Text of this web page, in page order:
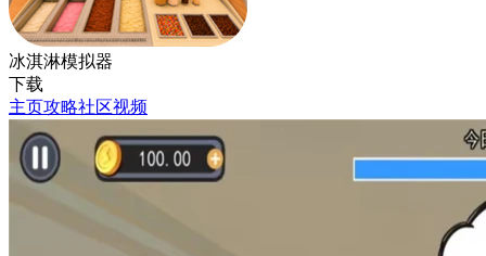
冰淇淋模拟器
下载
主页攻略社区视频